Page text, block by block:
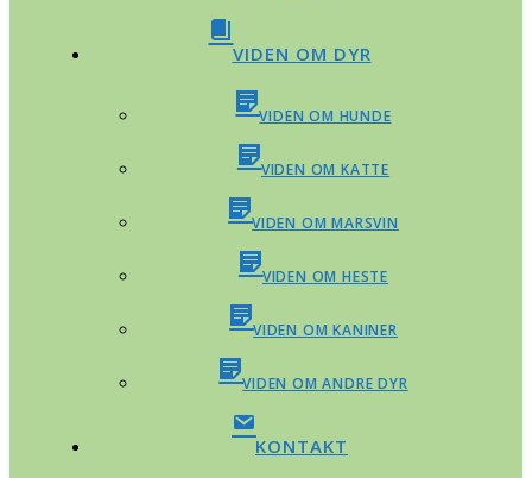
VIDEN OM DYR
VIDEN OM HUNDE
VIDEN OM KATTE
VIDEN OM MARSVIN
VIDEN OM HESTE
VIDEN OM KANINER
VIDEN OM ANDRE DYR
KONTAKT